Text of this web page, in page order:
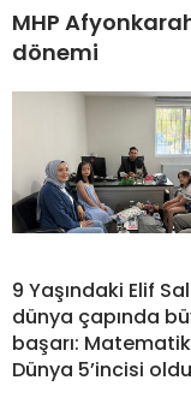
MHP
dönemi
9 Yaşındaki Elif
dünya çapında
başarı:
Dünya 5’incisi oldu